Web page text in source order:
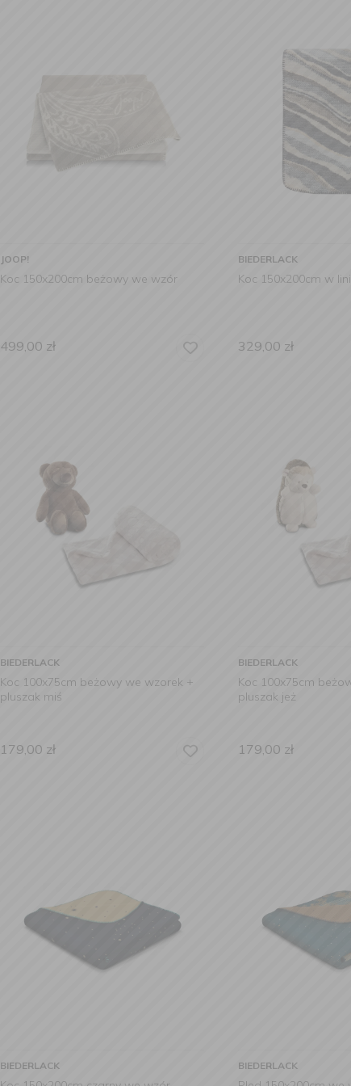
JOOP!
Koc 150x200cm beżowy we wzór
499,00 zł
BIEDERLACK
Koc 150x200cm w
329,00 zł
BIEDERLACK
Koc 100x75cm beżowy we wzorek +
pluszak miś
179,00 zł
BIEDERLACK
Koc 100x75cm
pluszak jeż
179,00 zł
BIEDERLACK BIEDERLACK